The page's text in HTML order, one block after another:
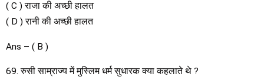
( C ) राजा की अच्छी हालत
( D ) रानी की अच्छी हालत
Ans – ( B )
69. रुसी साम्राज्य में मुस्लिम धर्म सुधारक क्या कहलाते थे ?